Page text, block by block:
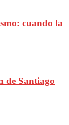
cuando la
de Santiago